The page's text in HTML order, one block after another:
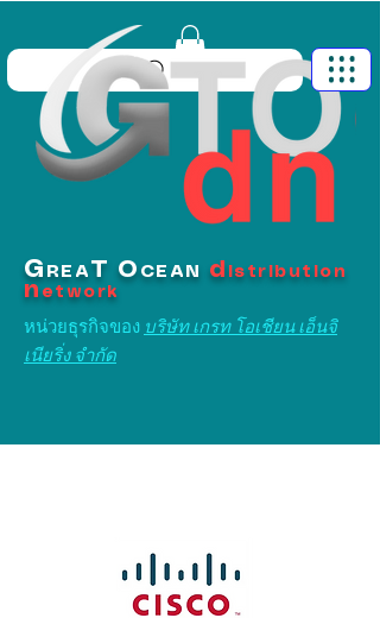
G REA T O CEAN d istribution
n etwork
หน่วยธุรกิจของ บริษัท เกรท โอเชียน เอ็นจิ
เนียริ่ง จำกัด